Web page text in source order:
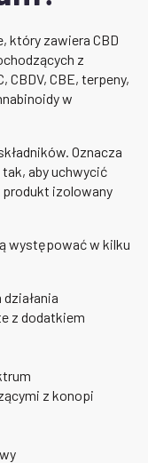
który zawiera CBD
z
CBDV, CBE, terpeny,
w
Oznacza
aby uchwycić
produkt izolowany
występować w kilku
z dodatkiem
z konopi